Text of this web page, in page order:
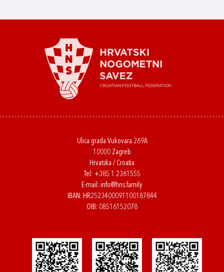
Ulica grada Vukovara 269A
10000 Zagreb
Hrvatska / Croatia
Tel: +385 1 2361555
E-mail: info@hns.family
IBAN: HR2523400091100187844
OIB: 08516152078